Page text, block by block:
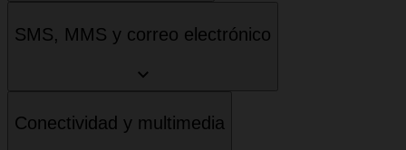
SMS, MMS y correo electrónico
Conectividad y multimedia